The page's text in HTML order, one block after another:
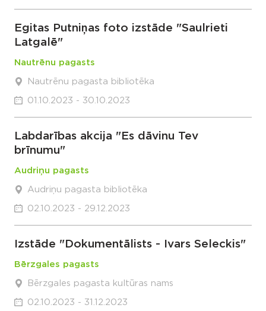
Egitas Putniņas foto izstāde "Saulrieti
Latgalē"
Nautrēnu pagasts
Nautrēnu pagasta bibliotēka
01.10.2023 - 30.10.2023
Labdarības akcija "Es dāvinu Tev
brīnumu"
Audriņu pagasts
Audriņu pagasta bibliotēka
02.10.2023 - 29.12.2023
Izstāde "Dokumentālists - Ivars Seleckis"
Bērzgales pagasts
Bērzgales pagasta kultūras nams
02.10.2023 - 31.12.2023